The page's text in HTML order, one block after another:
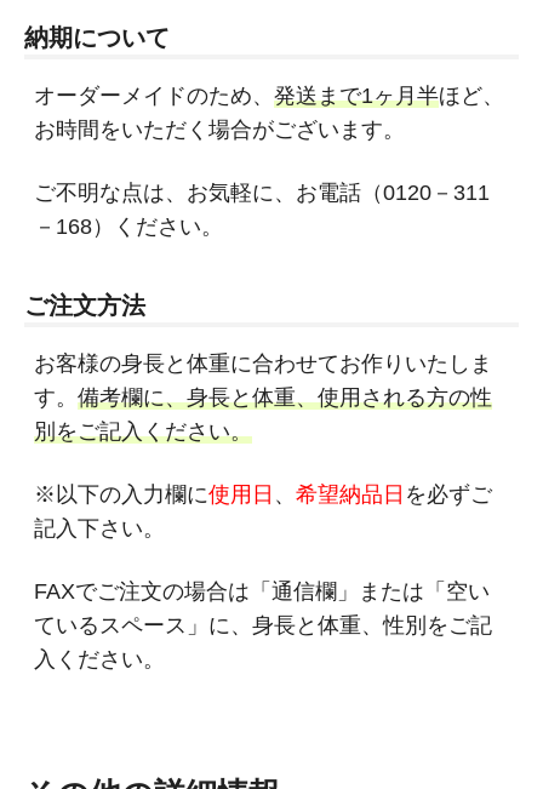
納期について
オーダーメイドのため、 発送まで1ヶ月半ほど、
お時間をいただく場合がございます。
ご不明な点は、お気軽に、お電話（0120－311
－168）ください。
ご注文方法
お客様の身長と体重に合わせてお作りいたしま
す。 備考欄に、身長と体重、使用される方の性
別をご記入ください。
※以下の入力欄に使用日 、 希望納品日 を必ずご
記入下さい。
FAXでご注文の場合は「通信欄」または「空い
ているスペース」に、身長と体重、性別をご記
入ください。